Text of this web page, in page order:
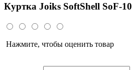
Куртка Joiks SoftShell SoF-
Нажмите, чтобы оценить товар